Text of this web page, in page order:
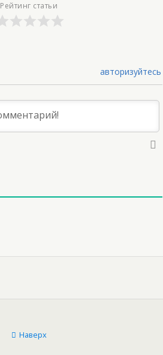
Рейтинг статьи
авторизуйтесь
Наверх